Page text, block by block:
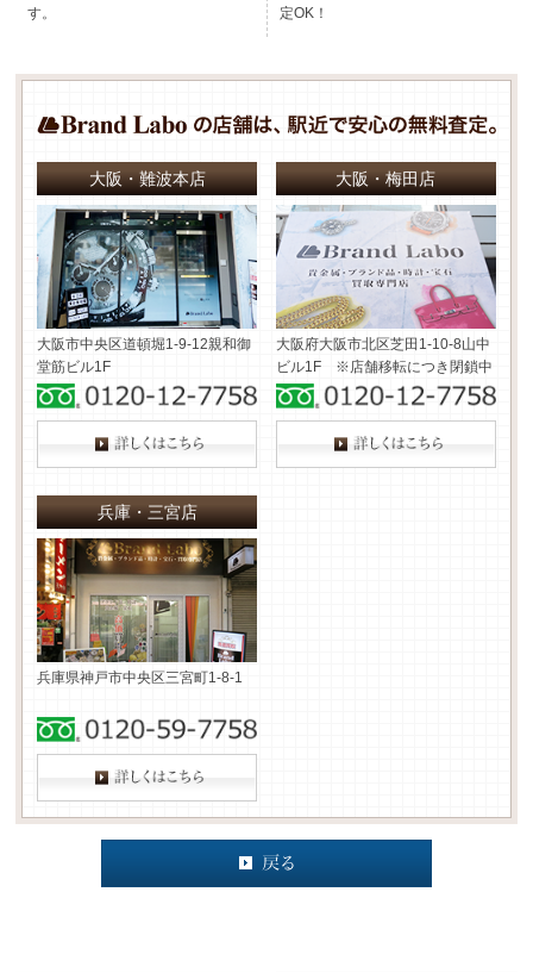
す。 定OK！
大阪・難波本店
大阪市中央区道頓堀1-9-12親和御
堂筋ビル1F
大阪・梅田店
大阪府大阪市北区芝田1-10-8山中
ビル1F ※店舗移転につき閉鎖中
兵庫・三宮店
兵庫県神戸市中央区三宮町1-8-1